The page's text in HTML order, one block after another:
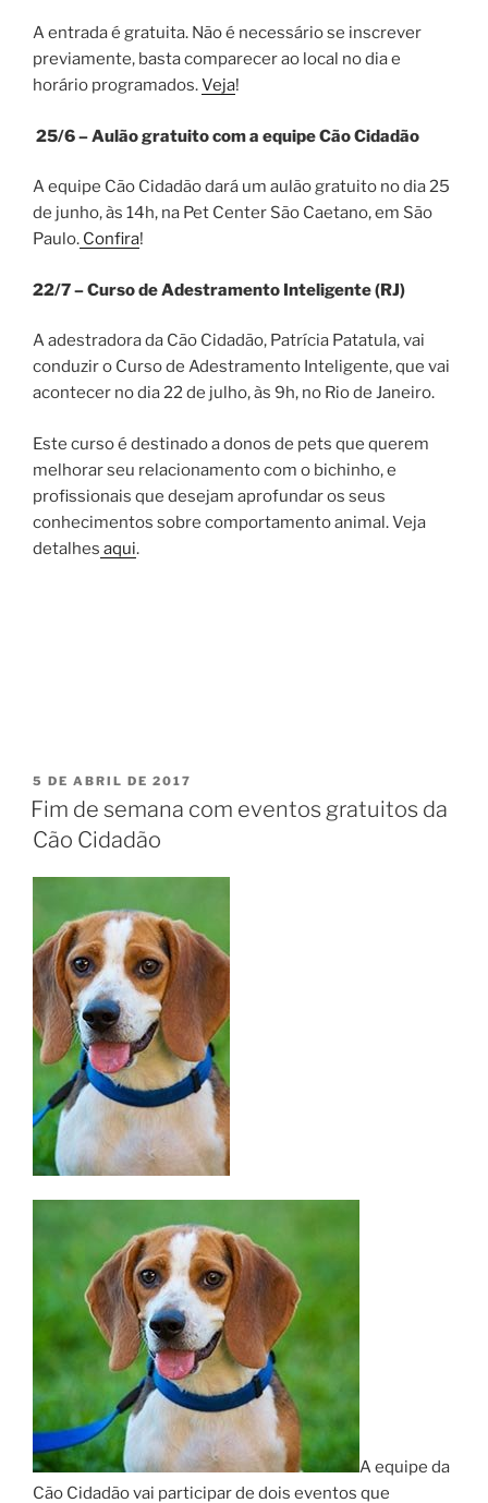
A entrada é gratuita. Não é necessário se inscrever
previamente, basta comparecer ao local no dia e
horário programados.Veja!
25/6 – Aulão gratuito com a equipe Cão Cidadão
A equipe Cão Cidadão dará um aulão gratuito no dia 25
de junho, às 14h, na Pet Center São Caetano, em São
Paulo. Confira!
22/7 – Curso de Adestramento Inteligente (RJ)
A adestradora da Cão Cidadão, Patrícia Patatula, vai
conduzir o Curso de Adestramento Inteligente, que vai
acontecer no dia 22 de julho, às 9h, no Rio de Janeiro.
Este curso é destinado a donos de pets que querem
melhorar seu relacionamento com o bichinho, e
profissionais que desejam aprofundar os seus
conhecimentos sobre comportamento animal. Veja
detalhes aqui.
5 DE ABRIL DE 2017
Fim de semana com eventos gratuitos da
Cão Cidadão
A equipe da
Cão Cidadão vai participar de dois eventos que